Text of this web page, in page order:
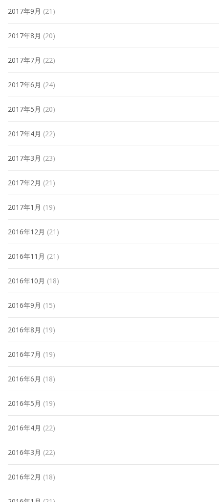
2017年9月 (21)
2017年8月 (20)
2017年7月 (22)
2017年6月 (24)
2017年5月 (20)
2017年4月 (22)
2017年3月 (23)
2017年2月 (21)
2017年1月 (19)
2016年12月 (21)
2016年11月 (21)
2016年10月 (18)
2016年9月 (15)
2016年8月 (19)
2016年7月 (19)
2016年6月 (18)
2016年5月 (19)
2016年4月 (22)
2016年3月 (22)
2016年2月 (18)